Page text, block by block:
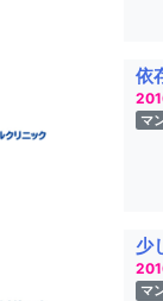
依
マ
少
マ